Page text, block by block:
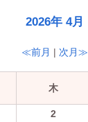
2026年 4月
≪前月 | 次月≫
木
2